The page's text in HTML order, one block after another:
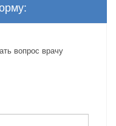
вопрос врачу